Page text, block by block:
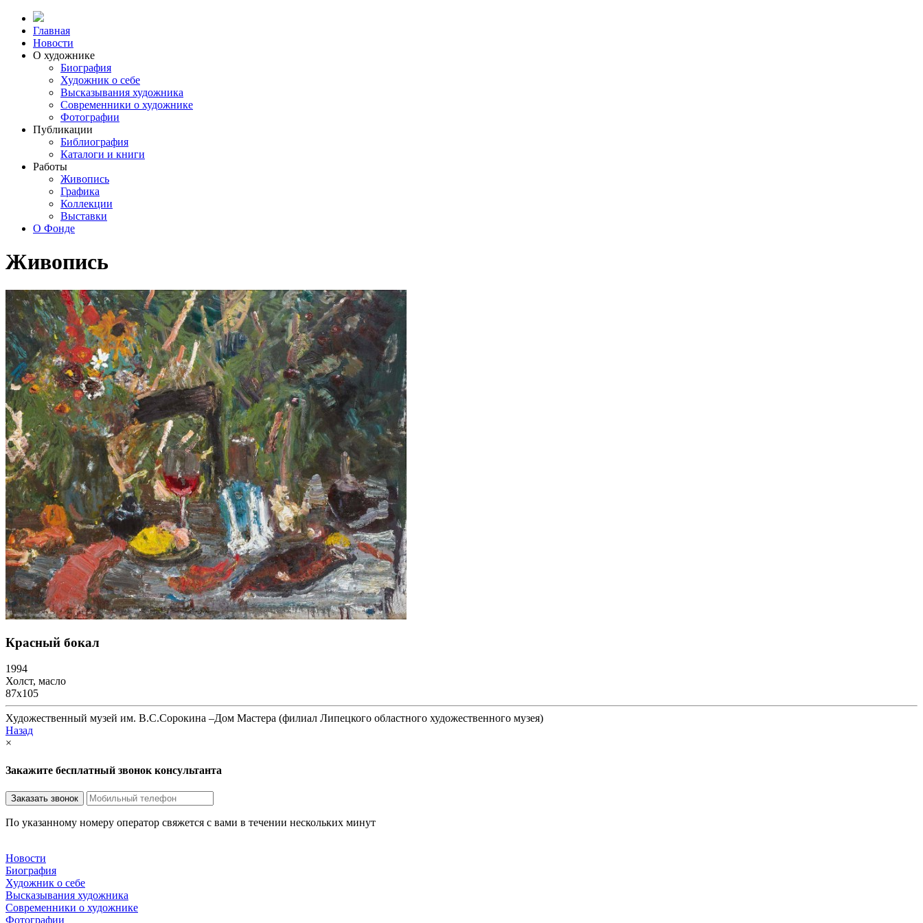
Главная
Новости
О художнике
Биография
Художник о себе
Выcказывания художника
Современники о художнике
Фотографии
Публикации
Библиография
Каталоги и книги
Работы
Живопись
Графика
Коллекции
Выставки
О Фонде
Живопись
Красный бокал
1994
Холст, масло
87х105
Художественный музей им. В.С.Сорокина –Дом Мастера (филиал Липецкого областного художественного музея)
Назад
×
Закажите бесплатный звонок консультанта
По указанному номеру оператор свяжется с вами в течении нескольких минут
Новости
Биография
Художник о себе
Выcказывания художника
Современники о художнике
Фотографии